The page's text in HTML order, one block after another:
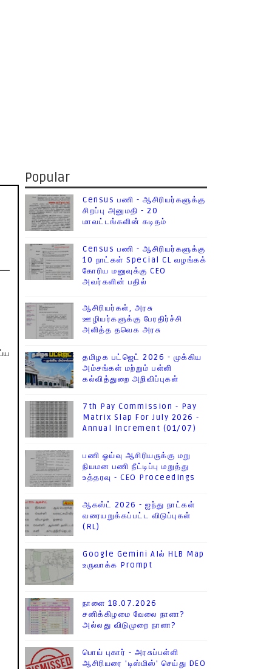
Popular
Census பணி - ஆசிரியர்களுக்கு
சிறப்பு அனுமதி - 20
மாவட்டங்களின் கடிதம்
Census பணி - ஆசிரியர்களுக்கு
10 நாட்கள் Special CL வழங்கக்
கோரிய மனுவுக்கு CEO
அவர்களின் பதில்
ஆசிரியர்கள், அரசு
ஊழியர்களுக்கு பேரதிர்ச்சி
அளித்த தவெக அரசு
தமிழக பட்ஜெட் 2026 - முக்கிய
அம்சங்கள் மற்றும் பள்ளி
கல்வித்துறை அறிவிப்புகள்
7th Pay Commission - Pay
Matrix Slap For July 2026 -
Annual Increment (01/07)
பணி ஓய்வு ஆசிரியருக்கு மறு
நியமன பணி நீட்டிப்பு மறுத்து
உத்தரவு - CEO Proceedings
ஆகஸ்ட் 2026 - ஐந்து நாட்கள்
வரையறுக்கப்பட்ட விடுப்புகள்
(RL)
Google Gemini AIல் HLB Map
உருவாக்க Prompt
நாளை 18.07.2026
சனிக்கிழமை வேலை நாளா?
அல்லது விடுமுறை நாளா?
பொய் புகார் - அரசுப்பள்ளி
ஆசிரியரை 'டிஸ்மிஸ்' செய்து DEO